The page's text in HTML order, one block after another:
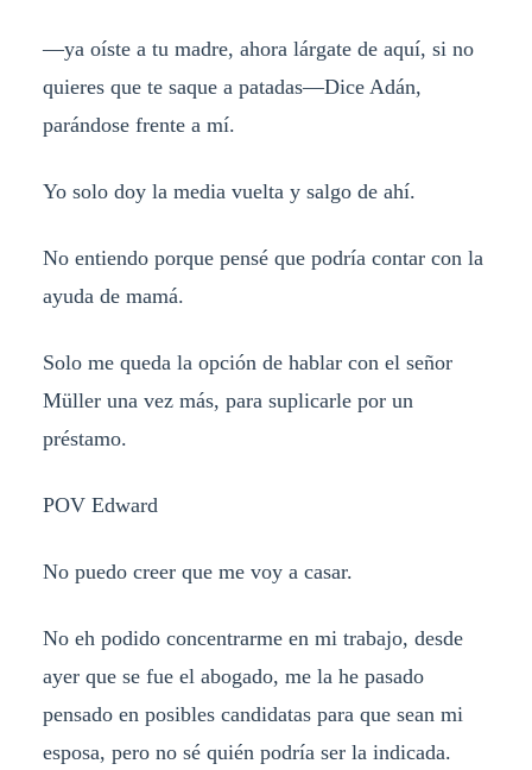
—ya oíste a tu madre, ahora lárgate de aquí, si no
quieres que te saque a patadas—Dice Adán,
parándose frente a mí.
Yo solo doy la media vuelta y salgo de ahí.
No entiendo porque pensé que podría contar con la
ayuda de mamá.
Solo me queda la opción de hablar con el señor
Müller una vez más, para suplicarle por un
préstamo.
POV Edward
No puedo creer que me voy a casar.
No eh podido concentrarme en mi trabajo, desde
ayer que se fue el abogado, me la he pasado
pensado en posibles candidatas para que sean mi
esposa, pero no sé quién podría ser la indicada.